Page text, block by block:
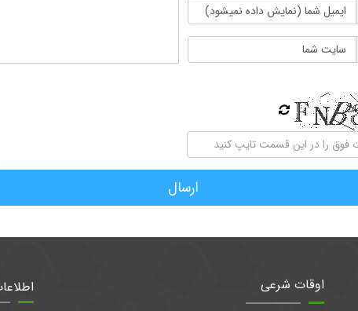
ارسال
اوقات شرعی